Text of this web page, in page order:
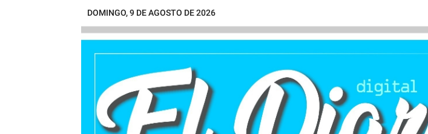
DOMINGO, 9 DE AGOSTO DE 2026